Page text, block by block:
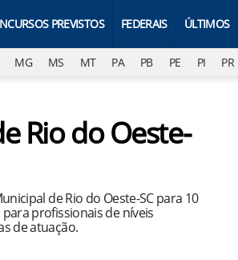
PREVISTOS FEDERAIS ÚLTIMOS
MG MS MT PA PB PE PI PR
Rio do Oeste-
de Rio do Oeste-SC para 10
profissionais de níveis
de atuação.